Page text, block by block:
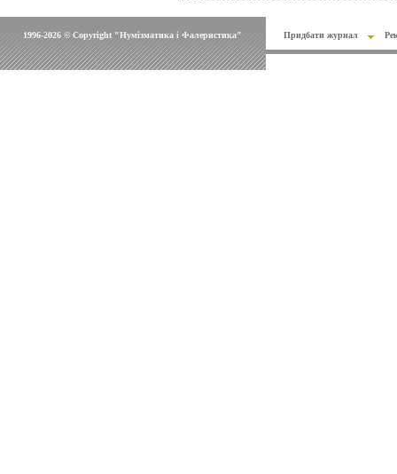
1996-2026 © Copyright "Нумізматика і Фалеристика" Придбати журнал